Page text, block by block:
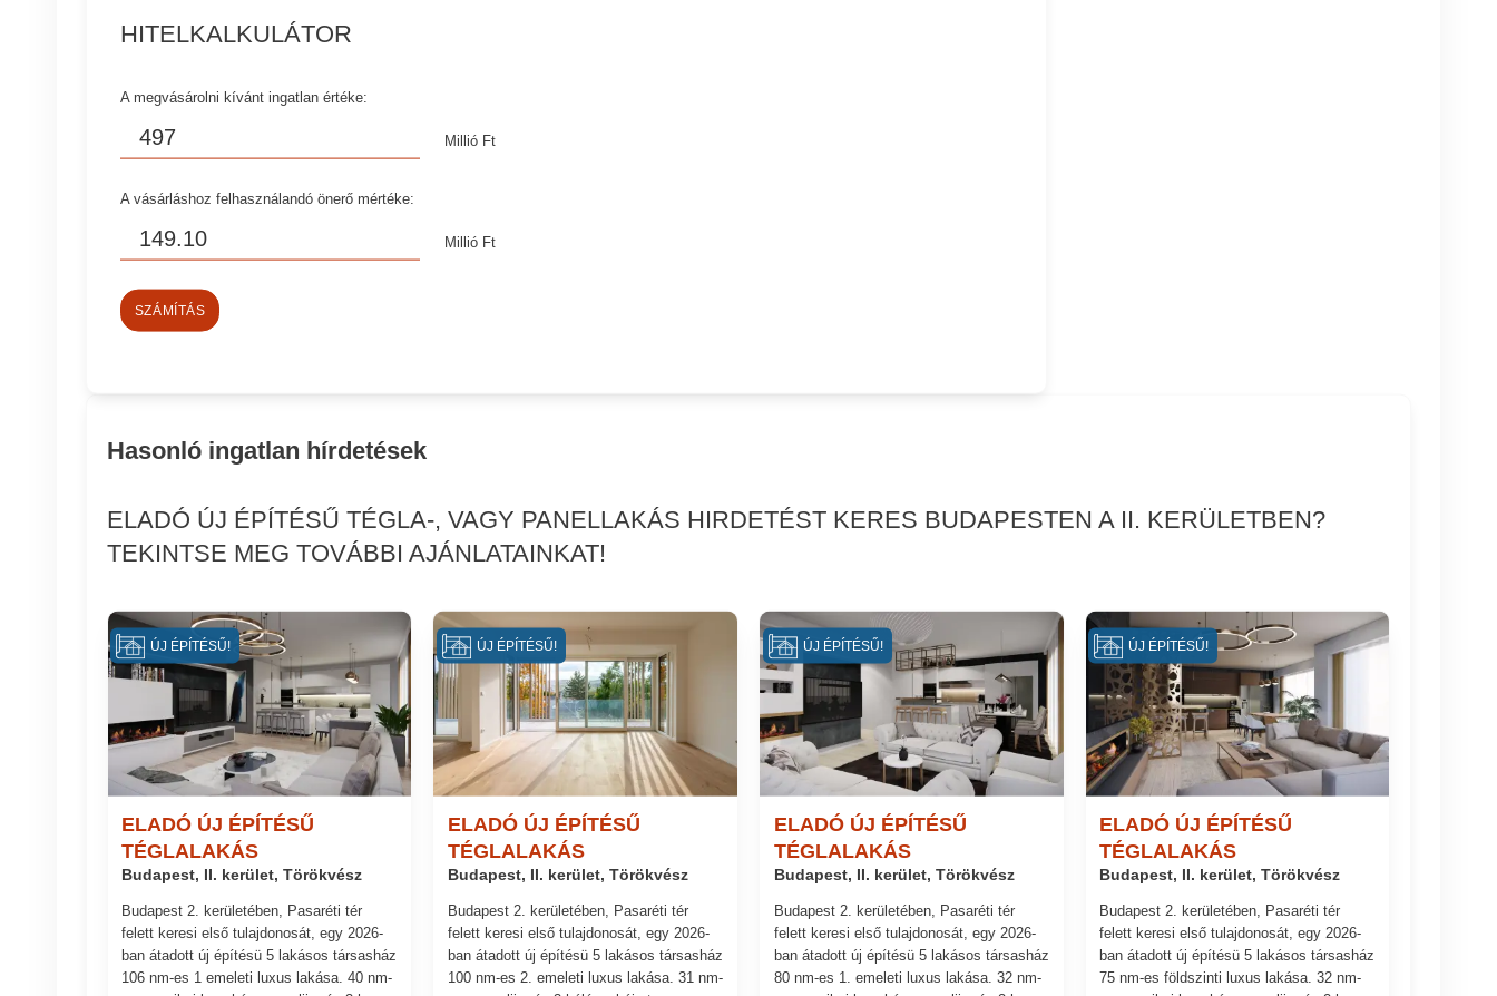
HITELKALKULÁTOR
A megvásárolni kívánt ingatlan értéke:
Millió Ft
A vásárláshoz felhasználandó önerő mértéke:
Millió Ft
SZÁMÍTÁS
Hasonló ingatlan hírdetések
ELADÓ ÚJ ÉPÍTÉSŰ TÉGLA-, VAGY PANELLAKÁS HIRDETÉST KERES BUDAPESTEN A II. KERÜLETBEN?
TEKINTSE MEG TOVÁBBI AJÁNLATAINKAT!
ELADÓ ÚJ ÉPÍTÉSŰ
TÉGLALAKÁS
Budapest, II. kerület, Törökvész
Budapest 2. kerületében, Pasaréti tér
felett keresi első tulajdonosát, egy 2026-
ban átadott új építésü 5 lakásos társasház
106 nm-es 1 emeleti luxus lakása. 40 nm-
ÚJ ÉPÍTÉSŰ!
ELADÓ ÚJ ÉPÍTÉSŰ
TÉGLALAKÁS
Budapest, II. kerület, Törökvész
Budapest 2. kerületében, Pasaréti tér
felett keresi első tulajdonosát, egy 2026-
ban átadott új építésü 5 lakásos társasház
100 nm-es 2. emeleti luxus lakása. 31 nm-
ÚJ ÉPÍTÉSŰ!
ELADÓ ÚJ ÉPÍTÉSŰ
TÉGLALAKÁS
Budapest, II. kerület, Törökvész
Budapest 2. kerületében, Pasaréti tér
felett keresi első tulajdonosát, egy 2026-
ban átadott új építésü 5 lakásos társasház
80 nm-es 1. emeleti luxus lakása. 32 nm-
ÚJ ÉPÍTÉSŰ!
ELADÓ ÚJ ÉPÍTÉSŰ
TÉGLALAKÁS
Budapest, II. kerület, Törökvész
Budapest 2. kerületében, Pasaréti tér
felett keresi első tulajdonosát, egy 2026-
ban átadott új építésü 5 lakásos társasház
75 nm-es földszinti luxus lakása. 32 nm-
ÚJ ÉPÍTÉSŰ!